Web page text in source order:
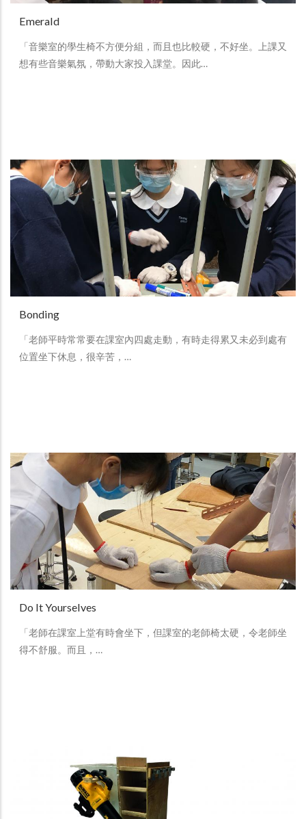
Emerald
「音樂室的學生椅不方便分組，而且也比較硬，不好坐。上課又
想有些音樂氣氛，帶動大家投入課堂。因此…
Bonding
「老師平時常常要在課室內四處走動，有時走得累又未必到處有
位置坐下休息，很辛苦，…
Do It Yourselves
「老師在課室上堂有時會坐下，但課室的老師椅太硬，令老師坐
得不舒服。而且，…